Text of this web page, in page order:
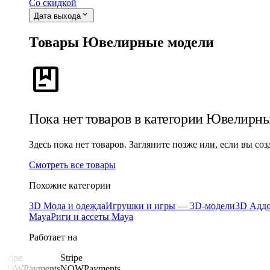
Со скидкой
Дата выхода expand_more
Товары Ювелирные модели
package
Пока нет товаров в категории
Здесь пока нет товаров. Загляните позже или, если вы
Смотреть все товары
Похожие категории
3D Мода и одеждаИгрушки и игры — 3D-модели3D
MayaРиги и ассеты Maya
Работает на
Stripe
Stripe